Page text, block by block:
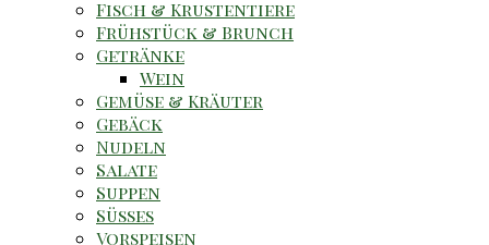
Fisch & Krustentiere
Frühstück & Brunch
Getränke
Wein
Gemüse & Kräuter
Gebäck
Nudeln
Salate
Suppen
Süsses
Vorspeisen